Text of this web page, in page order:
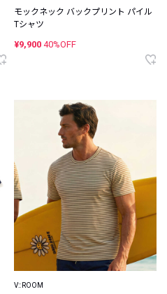
モックネック バックプリント パイル
Tシャツ
¥9,900 40%OFF
V::ROOM